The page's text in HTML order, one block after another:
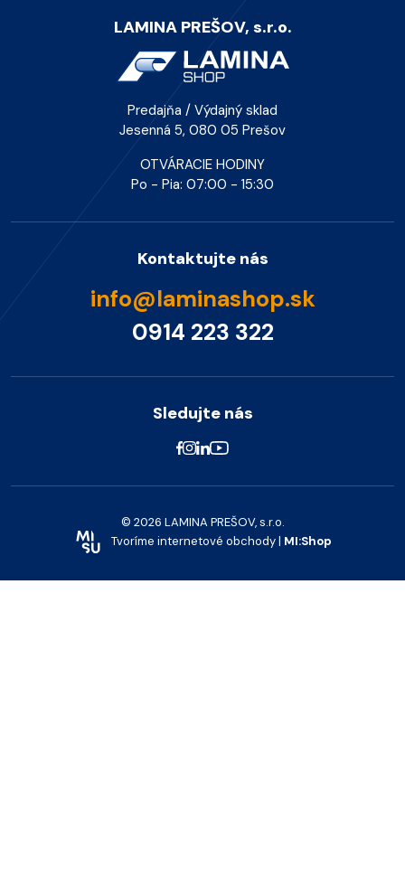
LAMINA PREŠOV, s.r.o.
Predajňa / Výdajný sklad
Jesenná 5, 080 05 Prešov
OTVÁRACIE HODINY
Po - Pia: 07:00 - 15:30
Kontaktujte nás
info@laminashop.sk
0914 223 322
Sledujte nás
© 2026 LAMINA PREŠOV, s.r.o.
Tvoríme internetové obchody | MI:Shop